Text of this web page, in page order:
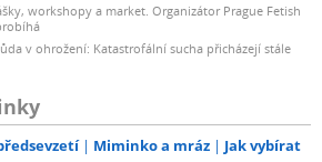
workshopy a market. Organizátor Prague Fetish
v ohrožení: Katastrofální sucha přicházejí stále
Miminko a mráz
Jak vybírat